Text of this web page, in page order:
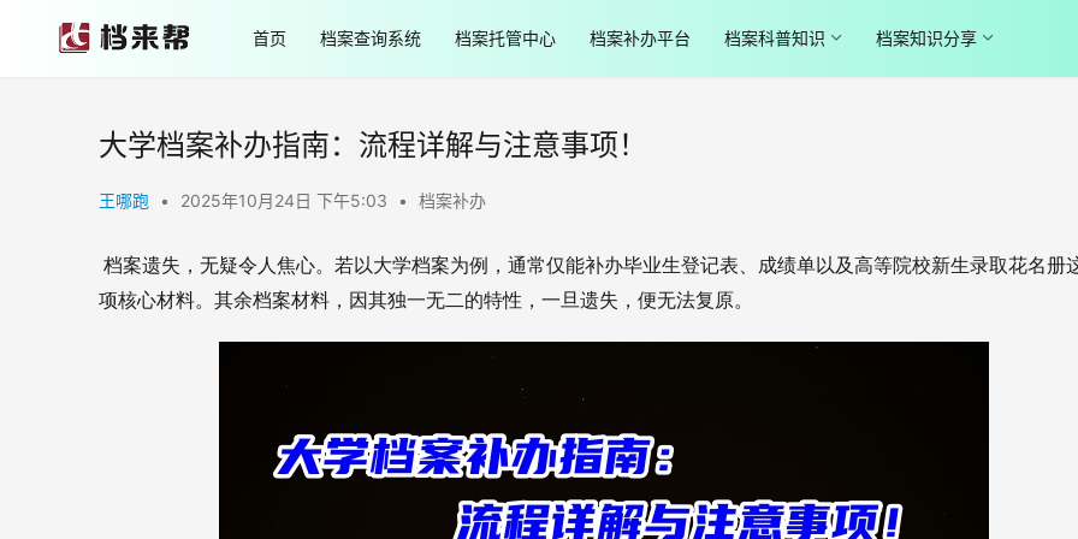
首页 档案查询系统 档案托管中心 档案补办平台 档案科普知识 档案知识分享
大学档案补办指南：流程详解与注意事项！
王哪跑 • 2025年10月24日 下午5:03 • 档案补办
档案遗失，无疑令人焦心。若以大学档案为例，通常仅能补办毕业生登记表、成绩单以及高等院校新生录取花名册
项核心材料。其余档案材料，因其独一无二的特性，一旦遗失，便无法复原。